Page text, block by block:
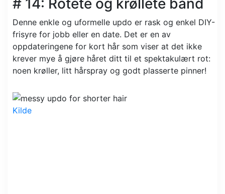
# 14: Rotete og krøllete bånd
Denne enkle og uformelle updo er rask og enkel DIY-
frisyre for jobb eller en date. Det er en av
oppdateringene for kort hår som viser at det ikke
krever mye å gjøre håret ditt til et spektakulært rot:
noen krøller, litt hårspray og godt plasserte pinner!
Kilde